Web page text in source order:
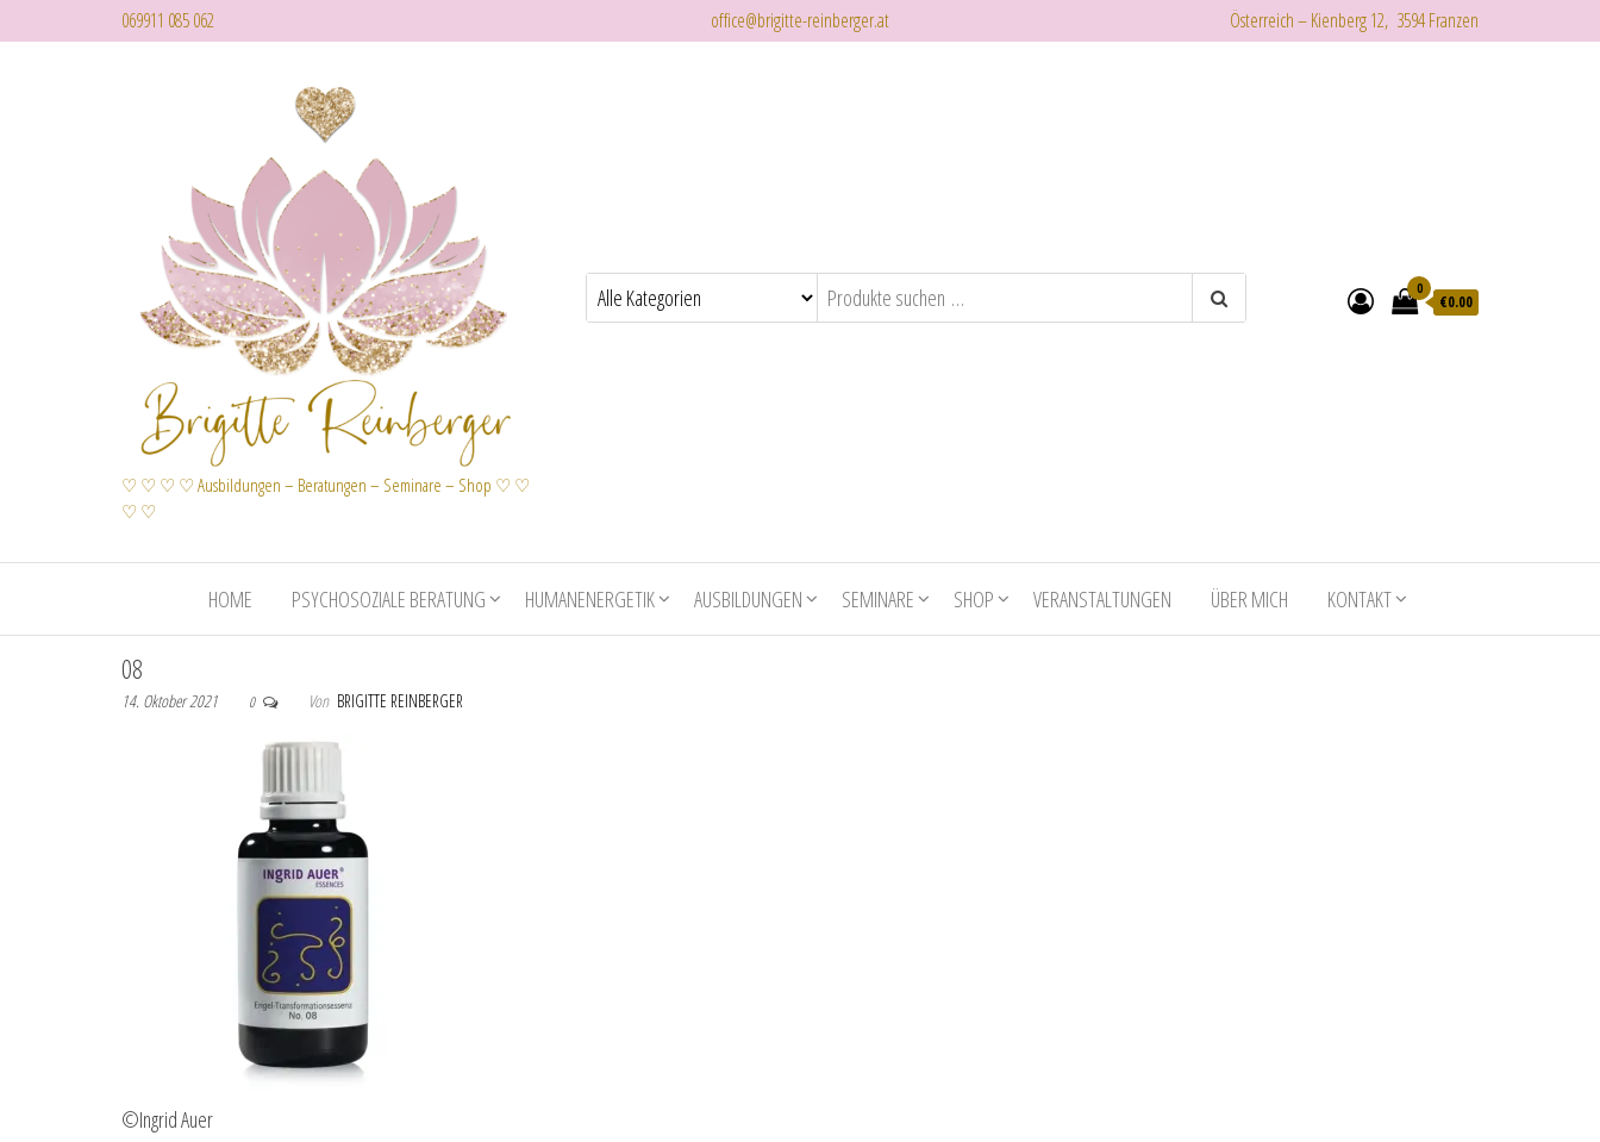
069911 085 062 office@brigitte-reinberger.at Österreich – Kienberg 12, 3594 Franzen
♡ ♡ ♡ ♡ Ausbildungen – Beratungen – Seminare – Shop ♡ ♡
♡ ♡
0
€0.00
HOME PSYCHOSOZIALE BERATUNG HUMANENERGETIK AUSBILDUNGEN SEMINARE SHOP VERANSTALTUNGEN ÜBER MICH KONTAKT
08
14. Oktober 2021 0 Von BRIGITTE REINBERGER
©Ingrid Auer